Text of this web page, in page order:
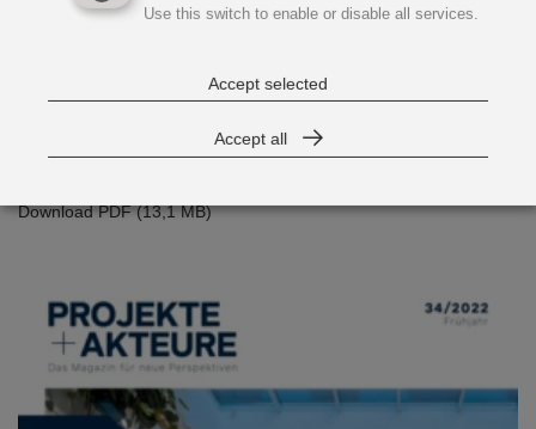
Projekte + Akteure 35/2022
Download PDF (13,1 MB)
Use this switch to enable or disable all services.
Accept selected
Accept all